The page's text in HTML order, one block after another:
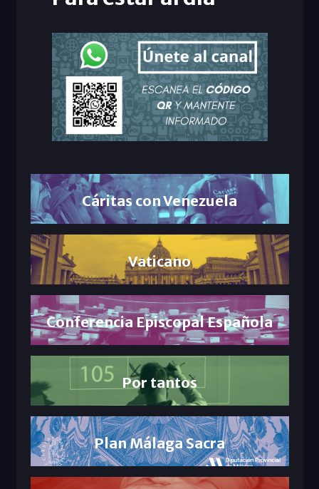
Cáritas con Venezuela
Vaticano
Conferencia Episcopal Española
Por tantos
Plan Málaga Sacra